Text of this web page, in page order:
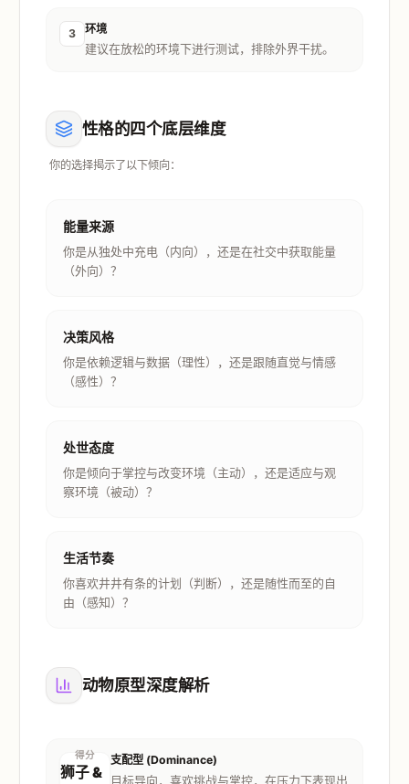
3 环境
建议在放松的环境下进行测试，排除外界干扰。
性格的四个底层维度
你的选择揭示了以下倾向：
能量来源
你是从独处中充电（内向），还是在社交中获取能量
（外向）？
决策风格
你是依赖逻辑与数据（理性），还是跟随直觉与情感
（感性）？
处世态度
你是倾向于掌控与改变环境（主动），还是适应与观
察环境（被动）？
生活节奏
你喜欢井井有条的计划（判断），还是随性而至的自
由（感知）？
动物原型深度解析
得分
狮子 &
支配型 (Dominance)
目标导向，喜欢挑战与掌控，在压力下表现出